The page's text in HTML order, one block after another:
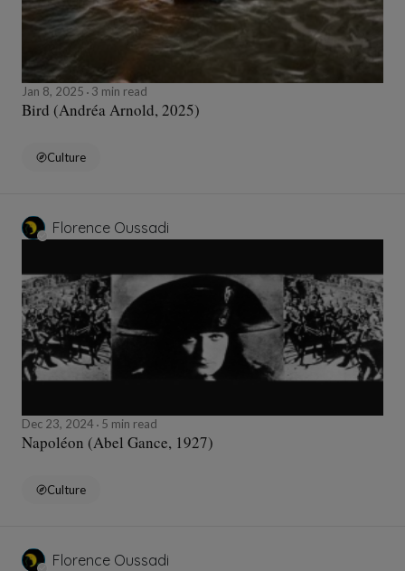
Jan 8, 2025 3 min read
Bird (Andréa Arnold, 2025)
Culture
Florence Oussadi
Dec 23, 2024 5 min read
Napoléon (Abel Gance, 1927)
Culture
Florence Oussadi